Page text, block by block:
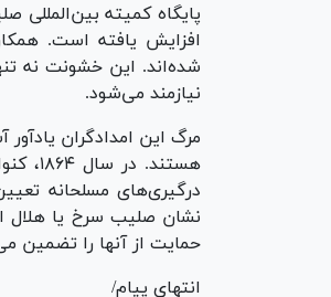
پایگاه کمیته بین‌المللی
افزایش یافته است.
شده‌اند. این خشونت نه
نیازمند می‌شود.
مرگ این امدادگران
درگیری‌های مسلحانه
نشان صلیب سرخ یا هلال
حمایت از آنها را تضمین
انتهای پیام/